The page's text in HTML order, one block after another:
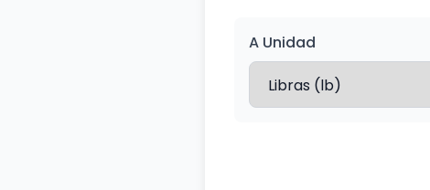
A Unidad